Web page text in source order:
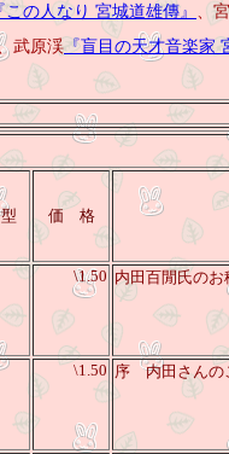
この人なり 宮城道雄傳』 、
武原渓 『盲目の天才音楽家
価 格
\1.50 内田百閒氏の
\1.50 序 内田さん